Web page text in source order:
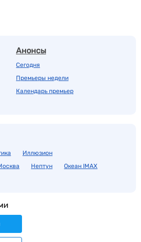
Анонсы
Сегодня
Премьеры недели
Календарь премьер
Иллюзион
Нептун
Океан IMAX